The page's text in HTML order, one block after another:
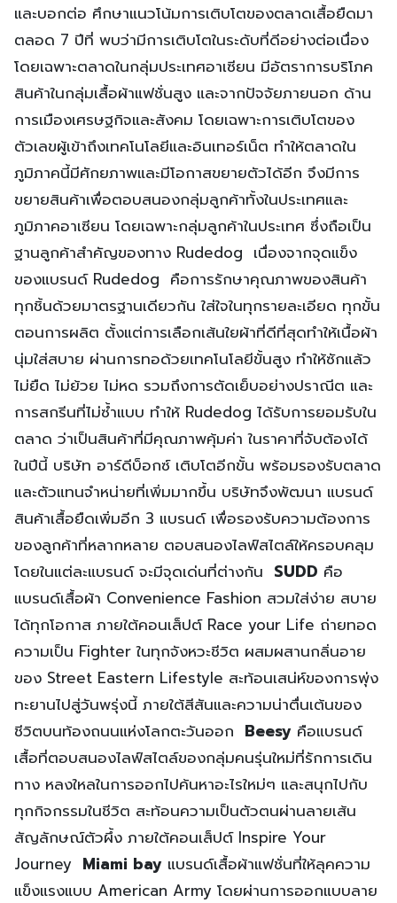
และบอกต่อ ศึกษาแนวโน้มการเติบโตของตลาดเสื้อยืดมา
ตลอด 7 ปีที่ พบว่ามีการเติบโตในระดับที่ดีอย่างต่อเนื่อง
โดยเฉพาะตลาดในกลุ่มประเทศอาเซียน มีอัตราการบริโภค
สินค้าในกลุ่มเสื้อผ้าแฟชั่นสูง และจากปัจจัยภายนอก ด้าน
การเมืองเศรษฐกิจและสังคม โดยเฉพาะการเติบโตของ
ตัวเลขผู้เข้าถึงเทคโนโลยีและอินเทอร์เน็ต ทำให้ตลาดใน
ภูมิภาคนี้มีศักยภาพและมีโอกาสขยายตัวได้อีก จึงมีการ
ขยายสินค้าเพื่อตอบสนองกลุ่มลูกค้าทั้งในประเทศและ
ภูมิภาคอาเซียน โดยเฉพาะกลุ่มลูกค้าในประเทศ ซึ่งถือเป็น
ฐานลูกค้าสำคัญของทาง Rudedog เนื่องจากจุดแข็ง
ของแบรนด์ Rudedog คือการรักษาคุณภาพของสินค้า
ทุกชิ้นด้วยมาตรฐานเดียวกัน ใส่ใจในทุกรายละเอียด ทุกขั้น
ตอนการผลิต ตั้งแต่การเลือกเส้นใยผ้าที่ดีที่สุดทำให้เนื้อผ้า
นุ่มใส่สบาย ผ่านการทอด้วยเทคโนโลยีขั้นสูง ทำให้ซักแล้ว
ไม่ยืด ไม่ย้วย ไม่หด รวมถึงการตัดเย็บอย่างปราณีต และ
การสกรีนที่ไม่ซ้ำแบบ ทำให้ Rudedog ได้รับการยอมรับใน
ตลาด ว่าเป็นสินค้าที่มีคุณภาพคุ้มค่า ในราคาที่จับต้องได้
ในปีนี้ บริษัท อาร์ดีบ็อกซ์ เติบโตอีกขั้น พร้อมรองรับตลาด
และตัวแทนจำหน่ายที่เพิ่มมากขึ้น บริษัทจึงพัฒนา แบรนด์
สินค้าเสื้อยืดเพิ่มอีก 3 แบรนด์ เพื่อรองรับความต้องการ
ของลูกค้าที่หลากหลาย ตอบสนองไลฟ์สไตล์ให้ครอบคลุม
โดยในแต่ละแบรนด์ จะมีจุดเด่นที่ต่างกัน SUDD คือ
แบรนด์เสื้อผ้า Convenience Fashion สวมใส่ง่าย สบาย
ได้ทุกโอกาส ภายใต้คอนเส็ปต์ Race your Life ถ่ายทอด
ความเป็น Fighter ในทุกจังหวะชีวิต ผสมผสานกลิ่นอาย
ของ Street Eastern Lifestyle สะท้อนเสน่ห์ของการพุ่ง
ทะยานไปสู่วันพรุ่งนี้ ภายใต้สีสันและความน่าตื่นเต้นของ
ชีวิตบนท้องถนนแห่งโลกตะวันออก Beesy คือแบรนด์
เสื้อที่ตอบสนองไลฟ์สไตล์ของกลุ่มคนรุ่นใหม่ที่รักการเดิน
ทาง หลงใหลในการออกไปค้นหาอะไรใหม่ๆ และสนุกไปกับ
ทุกกิจกรรมในชีวิต สะท้อนความเป็นตัวตนผ่านลายเส้น
สัญลักษณ์ตัวผึ้ง ภายใต้คอนเส็ปต์ Inspire Your
Journey Miami bay แบรนด์เสื้อผ้าแฟชั่นที่ให้ลุคความ
แข็งแรงแบบ American Army โดยผ่านการออกแบบลาย